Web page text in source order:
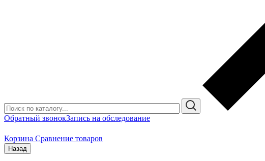
Обратный звонокЗапись на обследование
Корзина Сравнение товаров
Назад